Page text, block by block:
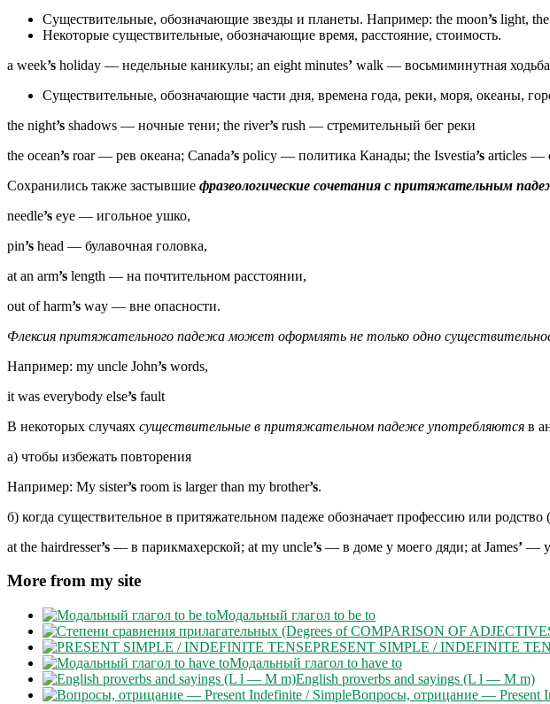
Существительные, обозначающие звезды и планеты. Например: the moon’s light,
Некоторые существительные, обозначающие время, расстояние, стоимость.
a week’s holiday — недельные каникулы; an eight minutes’ walk — восьмиминутная
Существительные, обозначающие части дня, времена года, реки, моря, океаны,
the night’s shadows — ночные тени; the river’s rush — стремительный бег реки
the ocean’s roar — рев океана; Canada’s policy — политика Канады; the Isvestia’s articles —
Сохранились также застывшие фразеологические сочетания с притяжательным
needle’s eye — игольное ушко,
pin’s head — булавочная головка,
at an arm’s length — на почтительном расстоянии,
out of harm’s way — вне опасности.
Флексия притяжательного падежа может оформлять не только одно
Например: my uncle John’s words,
it was everybody else’s fault
В некоторых случаях существительные в притяжательном падеже употребляются в
а) чтобы избежать повторения
Например: My sister’s room is larger than my brother’s.
б) когда существительное в притяжательном падеже обозначает профессию или
at the hairdresser’s — в парикмахерской; at my uncle’s — в доме у моего дяди; at James’ — у
More from my site
Модальный глагол to be to
PRESENT SIMPLE / INDEFINITE
Модальный глагол to have to
English proverbs and sayings (L l — M m)
Вопросы, отрицание — Present